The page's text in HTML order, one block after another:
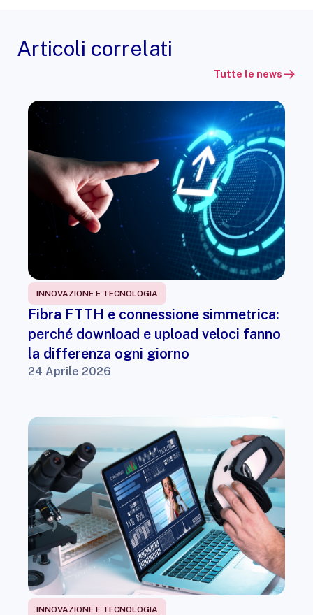
Articoli correlati
Tutte le news
INNOVAZIONE E TECNOLOGIA
Fibra FTTH e connessione simmetrica:
perché download e upload veloci fanno
la differenza ogni giorno
24 Aprile 2026
INNOVAZIONE E TECNOLOGIA